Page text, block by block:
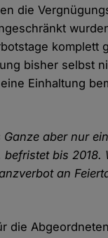
die
komplett
bisher selbst
Einhaltung
aber nur
bis 2018.
an
die